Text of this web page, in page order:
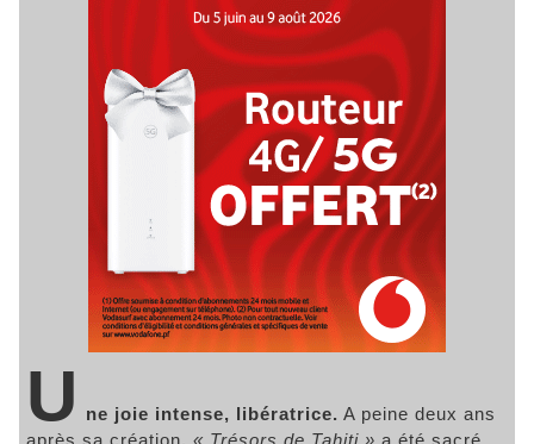
U ne joie intense, libératrice. A peine deux ans